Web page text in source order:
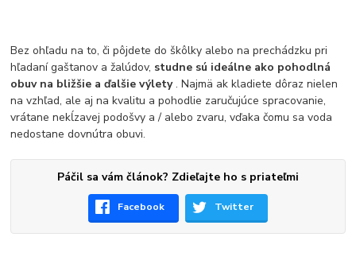
Bez ohľadu na to, či pôjdete do škôlky alebo na prechádzku pri
hľadaní gaštanov a žalúdov, studne sú ideálne ako pohodlná
obuv na bližšie a ďalšie výlety. Najmä ak kladiete dôraz nielen
na vzhľad, ale aj na kvalitu a pohodlie zaručujúce spracovanie,
vrátane nekĺzavej podošvy a / alebo zvaru, vďaka čomu sa voda
nedostane dovnútra obuvi.
Páčil sa vám článok? Zdieľajte ho s priateľmi
Facebook Twitter